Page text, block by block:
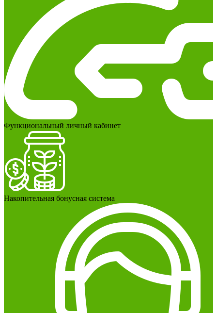
Функциональный личный кабинет
Накопительная бонусная система